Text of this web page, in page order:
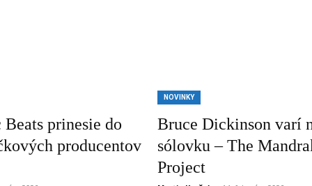
prinesie do
producentov
NOVINKY
Bruce Dickinson varí
sólovku – The
Project